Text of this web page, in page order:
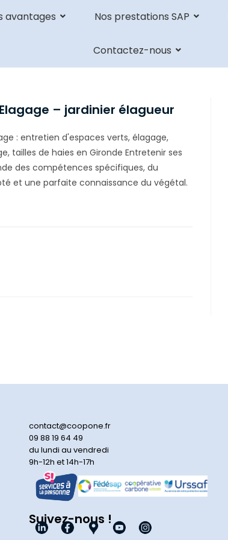
avantages Nos prestations SAP
Contactez-nous
– jardinier élagueur
: entretien d'espaces verts, élagage,
tailles de haies en Gironde Entretenir ses
des compétences spécifiques, du
et une parfaite connaissance du végétal.
contact@coopone.fr
09 88 19 64 49
du lundi au vendredi
9h-12h et 14h-17h
Suivez-nous !